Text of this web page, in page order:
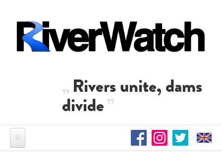
Rivers unite, dams
divide